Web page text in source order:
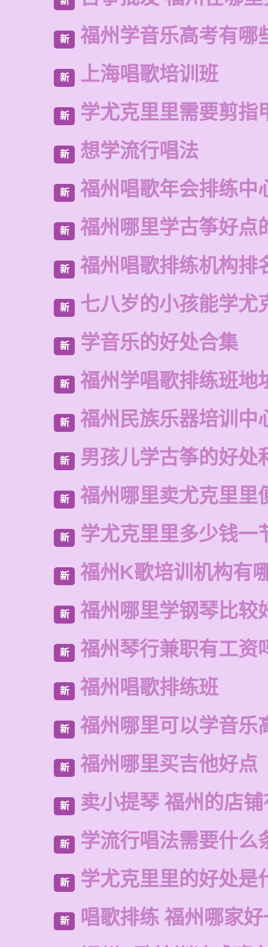
新 福州学音乐高考有哪
新 上海唱歌培训班
新 学尤克里里需要剪指
新 想学流行唱法
新 福州唱歌年会排练中
新 福州哪里学古筝好点
新 福州唱歌排练机构排
新 七八岁的小孩能学尤
新 学音乐的好处合集
新 福州学唱歌排练班地
新 福州民族乐器培训中
新 男孩儿学古筝的好处
新 福州哪里卖尤克里里
新 学尤克里里多少钱一
新 福州K歌培训机构有
新 福州哪里学钢琴比较
新 福州琴行兼职有工资
新 福州唱歌排练班
新 福州哪里可以学音乐
新 福州哪里买吉他好点
新 卖小提琴 福州的店
新 学流行唱法需要什么
新 学尤克里里的好处是
新 唱歌排练 福州哪家